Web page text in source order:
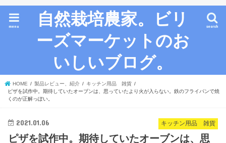
自然栽培農家。ビリ
ーズマーケットのお
いしいブログ。
search
menu
HOME 製品レビュー、紹介
キッチン用品 雑貨
ピザを試作中。期待していたオーブンは、思っていたより火が入らない。鉄のフライパンで焼
くのが正解っぽい。
キッチン用品 雑貨
2021.01.06
ピザを試作中。期待していたオーブンは、思